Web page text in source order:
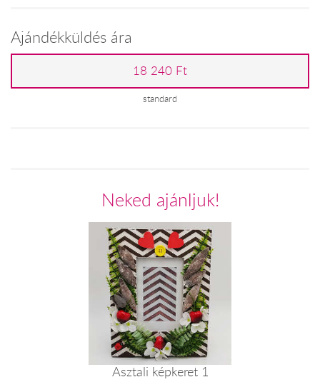
Ajándékküldés ára
18 240 Ft
standard
Neked ajánljuk!
Asztali képkeret 1